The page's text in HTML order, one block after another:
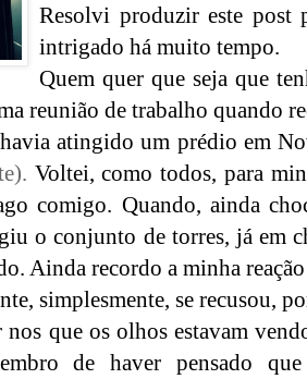
Resolvi produzir este post
intrigado há muito tempo.
Quem quer que seja que
reunião de trabalho quando
atingido um prédio em
Voltei, como todos, para
comigo. Quando, ainda
o conjunto de torres, já em
Ainda recordo a minha
simplesmente, se recusou,
nos que os olhos estavam
de haver pensado